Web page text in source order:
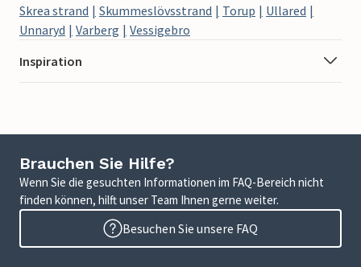
Skrea strand
Skummeslövsstrand Torup
Ullared
Unnaryd
Varberg
Vessigebro
Inspiration
Brauchen Sie Hilfe?
Wenn Sie die gesuchten Informationen im FAQ-Bereich nicht
finden können, hilft unser Team Ihnen gerne weiter.
Besuchen Sie unsere FAQ